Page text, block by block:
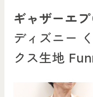
ギャザーエプ
ディズニー
クス生地